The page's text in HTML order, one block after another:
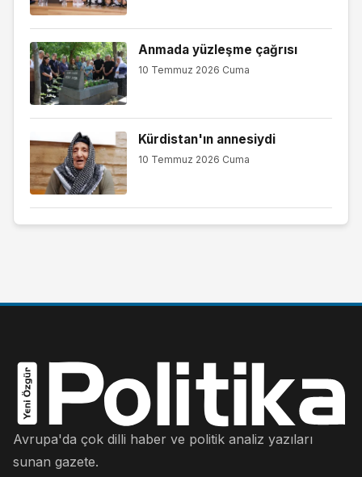
Anmada yüzleşme çağrısı
10 Temmuz 2026 Cuma
Kürdistan'ın annesiydi
10 Temmuz 2026 Cuma
Avrupa'da çok dilli haber ve politik analiz yazıları
sunan gazete.